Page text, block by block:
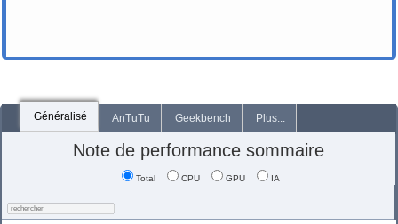
Généralisé AnTuTu Geekbench Plus...
Note de performance sommaire
Total CPU GPU IA